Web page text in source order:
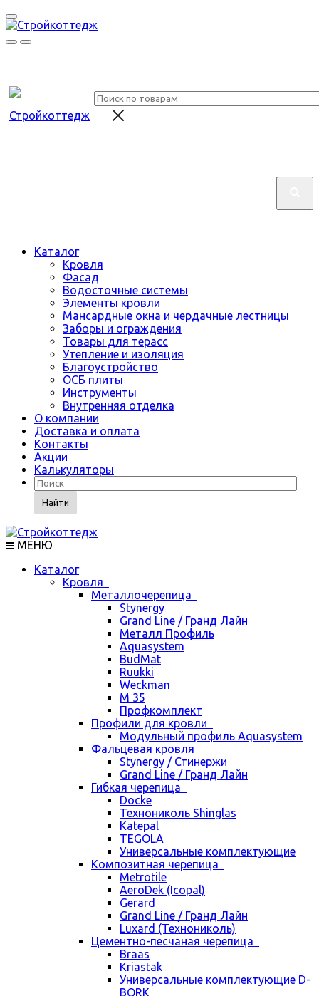
Каталог
Кровля
Фасад
Водосточные системы
Элементы кровли
Мансардные окна и чердачные лестницы
Заборы и ограждения
Товары для терасс
Утепление и изоляция
Благоустройство
ОСБ плиты
Инструменты
Внутренняя отделка
О компании
Доставка и оплата
Контакты
Акции
Калькуляторы
Найти
МЕНЮ
Каталог
Кровля
Металлочерепица
Stynergy
Grand Line / Гранд Лайн
Металл Профиль
Aquasystem
BudMat
Ruukki
Weckman
М 35
Профкомплект
Профили для кровли
Модульный профиль Aquasystem
Фальцевая кровля
Stynergy / Стинержи
Grand Line / Гранд Лайн
Гибкая черепица
Docke
Технониколь Shinglas
Katepal
TEGOLA
Универсальные комплектующие
Композитная черепица
Metrotile
AeroDek (Icopal)
Gerard
Grand Line / Гранд Лайн
Luxard (Технониколь)
Цементно-песчаная черепица
Braas
Kriastak
Универсальные комплектующие D-
BORK